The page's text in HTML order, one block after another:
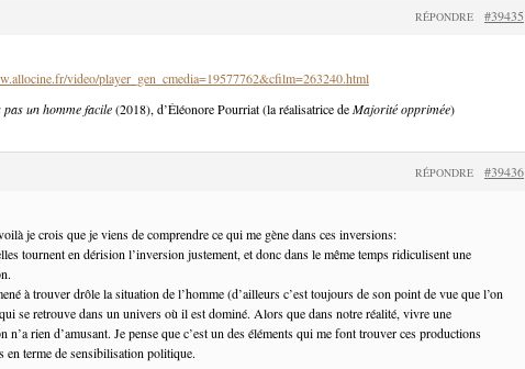
#39435
RÉPONDRE
video/player_gen_cmedia=19577762&cfilm=263240.html
pas un homme facile(2018), d’Éléonore Pourriat (la réalisatrice deMajorité opprimée)
#39436
RÉPONDRE
je crois que je viens de comprendre ce qui me gène dans ces inversions:
tournent en dérision l’inversion justement, et donc dans le même temps ridiculisent une
à trouver drôle la situation de l’homme (d’ailleurs c’est toujours de son point de vue que l’on
se retrouve dans un univers où il est dominé. Alors que dans notre réalité, vivre une
n’a rien d’amusant. Je pense que c’est un des éléments qui me font trouver ces productions
en terme de sensibilisation politique.